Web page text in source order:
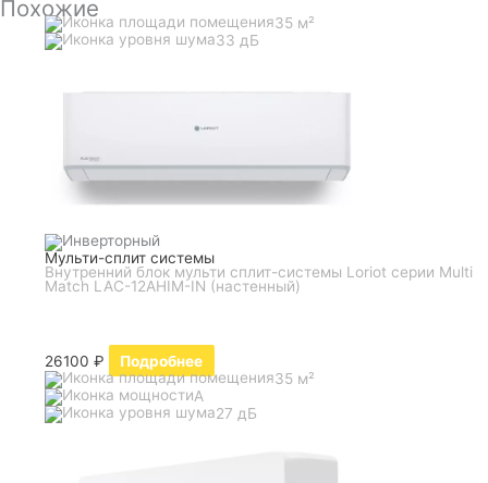
Похожие
35 м²
33 дБ
Мульти-сплит системы
Внутренний блок мульти сплит-системы Loriot серии Multi
Match LAC-12AHIM-IN (настенный)
26100₽
Подробнее
35 м²
A
27 дБ